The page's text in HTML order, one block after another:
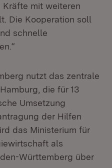
Kräfte mit weiteren
Die Kooperation soll
schnelle
nutzt das zentrale
die für 13
Umsetzung
der Hilfen
das Ministerium für
als
Württemberg über